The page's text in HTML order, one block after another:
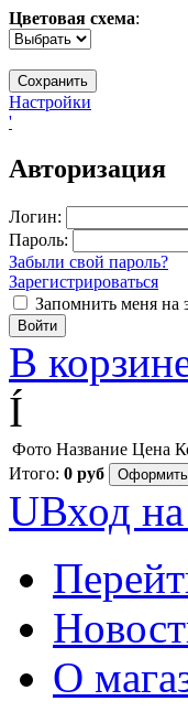
Цветовая схема:
Настройки
'
Авторизация
Логин:
Пароль:
Забыли свой пароль?
Зарегистрироваться
Запомнить меня на
Войти
В
Í
Фото Название Цена
Итого: 0 руб Оформить
UВход
О